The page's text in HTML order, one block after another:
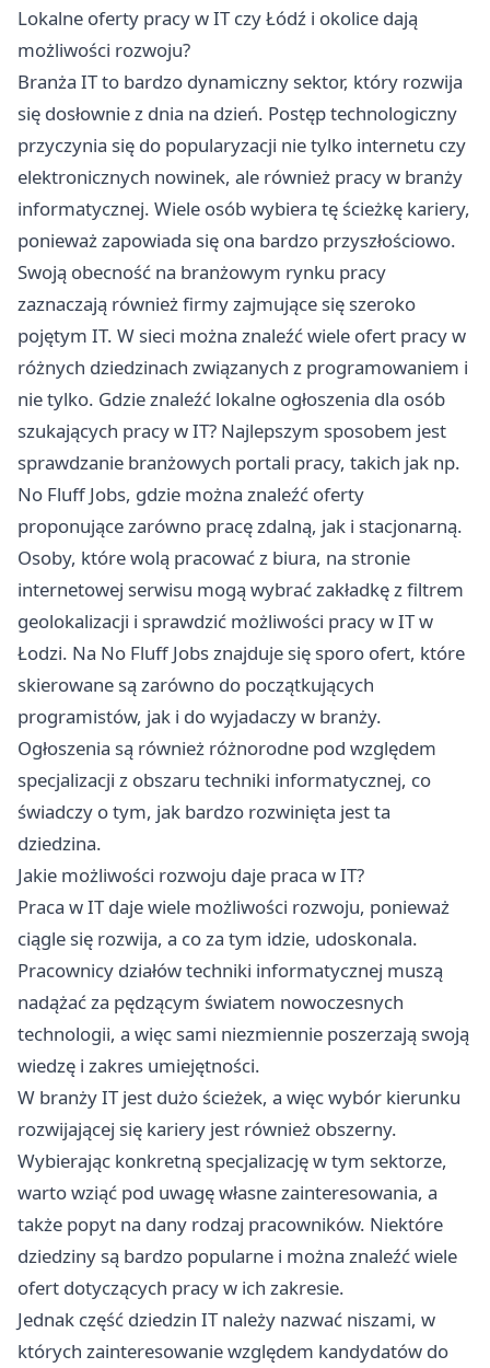
Lokalne oferty pracy w IT czy Łódź i okolice dają
możliwości rozwoju?
Branża IT to bardzo dynamiczny sektor, który rozwija
się dosłownie z dnia na dzień. Postęp technologiczny
przyczynia się do popularyzacji nie tylko internetu czy
elektronicznych nowinek, ale również pracy w branży
informatycznej. Wiele osób wybiera tę ścieżkę kariery,
ponieważ zapowiada się ona bardzo przyszłościowo.
Swoją obecność na branżowym rynku pracy
zaznaczają również firmy zajmujące się szeroko
pojętym IT. W sieci można znaleźć wiele ofert pracy w
różnych dziedzinach związanych z programowaniem i
nie tylko. Gdzie znaleźć lokalne ogłoszenia dla osób
szukających pracy w IT? Najlepszym sposobem jest
sprawdzanie branżowych portali pracy, takich jak np.
No Fluff Jobs, gdzie można znaleźć oferty
proponujące zarówno pracę zdalną, jak i stacjonarną.
Osoby, które wolą pracować z biura, na stronie
internetowej serwisu mogą wybrać zakładkę z filtrem
geolokalizacji i sprawdzić możliwości pracy w IT w
Łodzi. Na No Fluff Jobsznajduje się sporo ofert, które
skierowane są zarówno do początkujących
programistów, jak i do wyjadaczy w branży.
Ogłoszenia są również różnorodne pod względem
specjalizacji z obszaru techniki informatycznej, co
świadczy o tym, jak bardzo rozwinięta jest ta
dziedzina.
Jakie możliwości rozwoju daje praca w IT?
Praca w IT daje wiele możliwości rozwoju, ponieważ
ciągle się rozwija, a co za tym idzie, udoskonala.
Pracownicy działów techniki informatycznej muszą
nadążać za pędzącym światem nowoczesnych
technologii, a więc sami niezmiennie poszerzają swoją
wiedzę i zakres umiejętności.
W branży IT jest dużo ścieżek, a więc wybór kierunku
rozwijającej się kariery jest również obszerny.
Wybierając konkretną specjalizację w tym sektorze,
warto wziąć pod uwagę własne zainteresowania, a
także popyt na dany rodzaj pracowników. Niektóre
dziedziny są bardzo popularne i można znaleźć wiele
ofert dotyczących pracy w ich zakresie.
Jednak część dziedzin IT należy nazwać niszami, w
których zainteresowanie względem kandydatów do